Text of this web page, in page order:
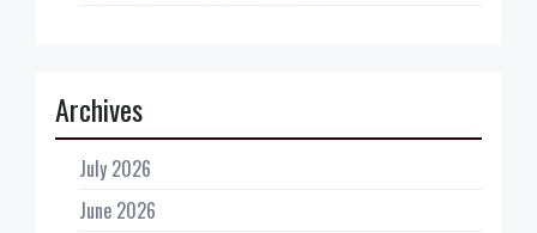
Archives
July 2026
June 2026